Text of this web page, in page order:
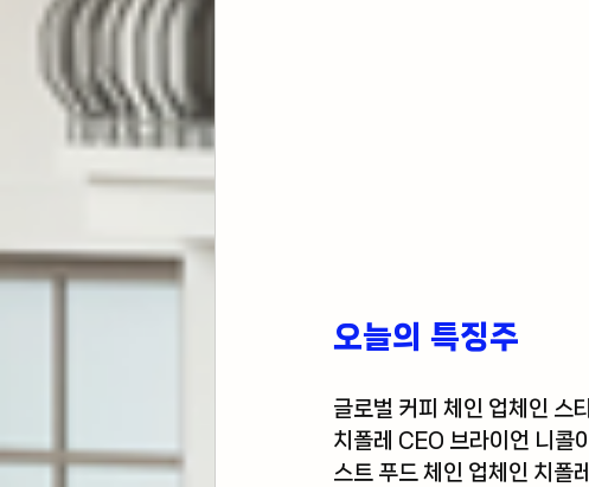
오늘의 특징주
글로벌 커피 체인 업체인 스
치폴레 CEO 브라이언 니콜
스트 푸드 체인 업체인 치폴레